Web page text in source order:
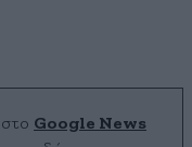
στο Google News